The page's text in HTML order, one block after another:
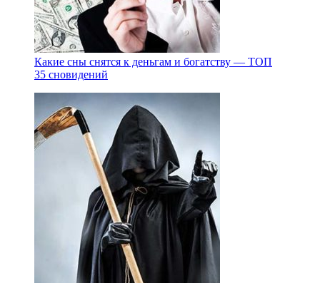
Какие сны снятся к деньгам и богатству — ТОП
35 сновидений